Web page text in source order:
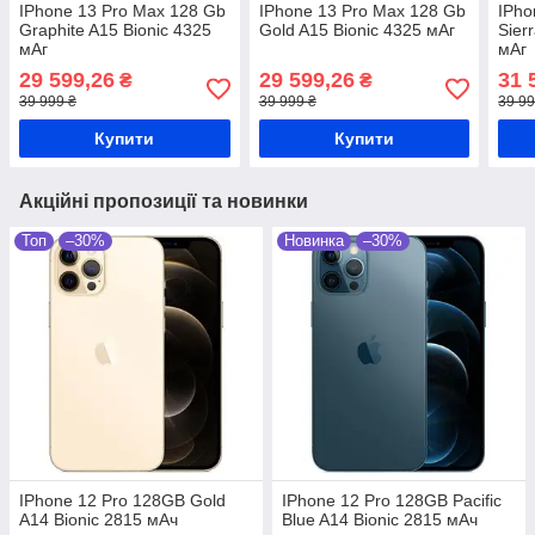
IPhone 13 Pro Max 128 Gb
Graphite A15 Bionic 4325
мАг
29 599,26 ₴
39 999 ₴
Купити
IPhone 13 Pro Max 128 Gb
Gold A15 Bionic 4325 мАг
29 599,26₴
39 999 ₴
Купити
мАг
31
39
Акційні пропозиції та новинки
Топ –30%
IPhone 12 Pro 128GB Gold
A14 Bionic 2815 мАч
Новинка –30%
IPhone 12 Pro 128GB Pacific
Blue A14 Bionic 2815 мАч